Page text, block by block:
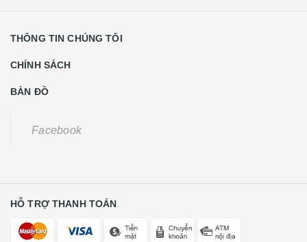
THÔNG TIN CHÚNG TÔI
CHÍNH SÁCH
BẢN ĐỒ
Facebook
HỖ TRỢ THANH TOÁN